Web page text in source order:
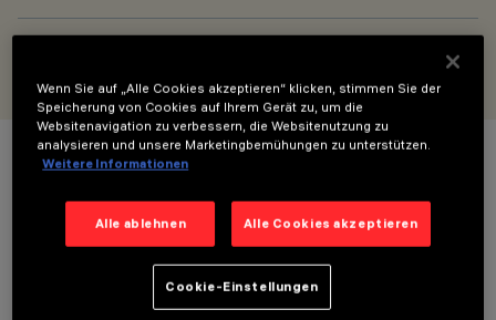
FARBE
Wenn Sie auf „Alle Cookies akzeptieren“ klicken, stimmen Sie der
Speicherung von Cookies auf Ihrem Gerät zu, um die
Websitenavigation zu verbessern, die Websitenutzung zu
analysieren und unsere Marketingbemühungen zu unterstützen.
Weitere Informationen
Alle ablehnen Alle Cookies akzeptieren
Cookie-Einstellungen